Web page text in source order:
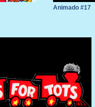
Animado #17